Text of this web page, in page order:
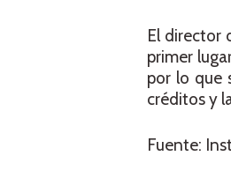
El director
primer
por lo que
créditos y
Fuente: